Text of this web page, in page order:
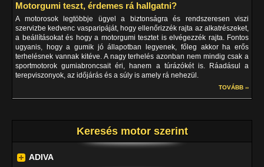
Motorgumi teszt, érdemes rá hallgatni?
A motorosok legtöbbje ügyel a biztonságra és rendszeresen viszi
szervizbe kedvenc vasparipáját, hogy ellenőrizzék rajta az alkatrészeket,
a beállításokat és hogy a motorgumi tesztet is elvégezzék rajta. Fontos
ugyanis, hogy a gumik jó állapotban legyenek, főleg akkor ha erős
terhelésnek vannak kitéve. A nagy terhelés azonban nem mindig csak a
sportmotorok gumiabroncsait éri, hanem a túrázókét is. Ráadásul a
terepviszonyok, az időjárás és a súly is amely rá nehezül.
TOVÁBB ››
Keresés motor szerint
ADIVA